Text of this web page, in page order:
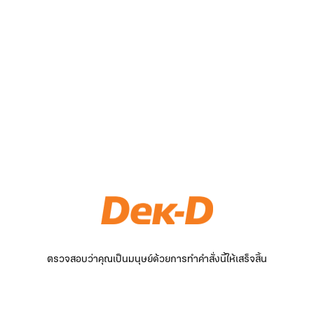
ตรวจสอบว่าคุณเป็นมนุษย์ด้วยการทำคำสั่งนี้ให้เสร็จสิ้น